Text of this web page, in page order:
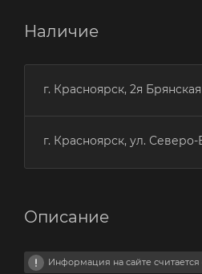
Наличие
г. Красноярск, 2я
г. Красноярск, ул.
Описание
Информация на сайте